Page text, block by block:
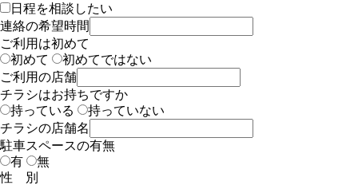
日程を相談したい
連絡の希望時間
ご利用は初めて
初めて
初めてではない
ご利用の店舗
チラシはお持ちですか
持っている
持っていない
チラシの店舗名
駐車スペースの有無
有
無
性 別